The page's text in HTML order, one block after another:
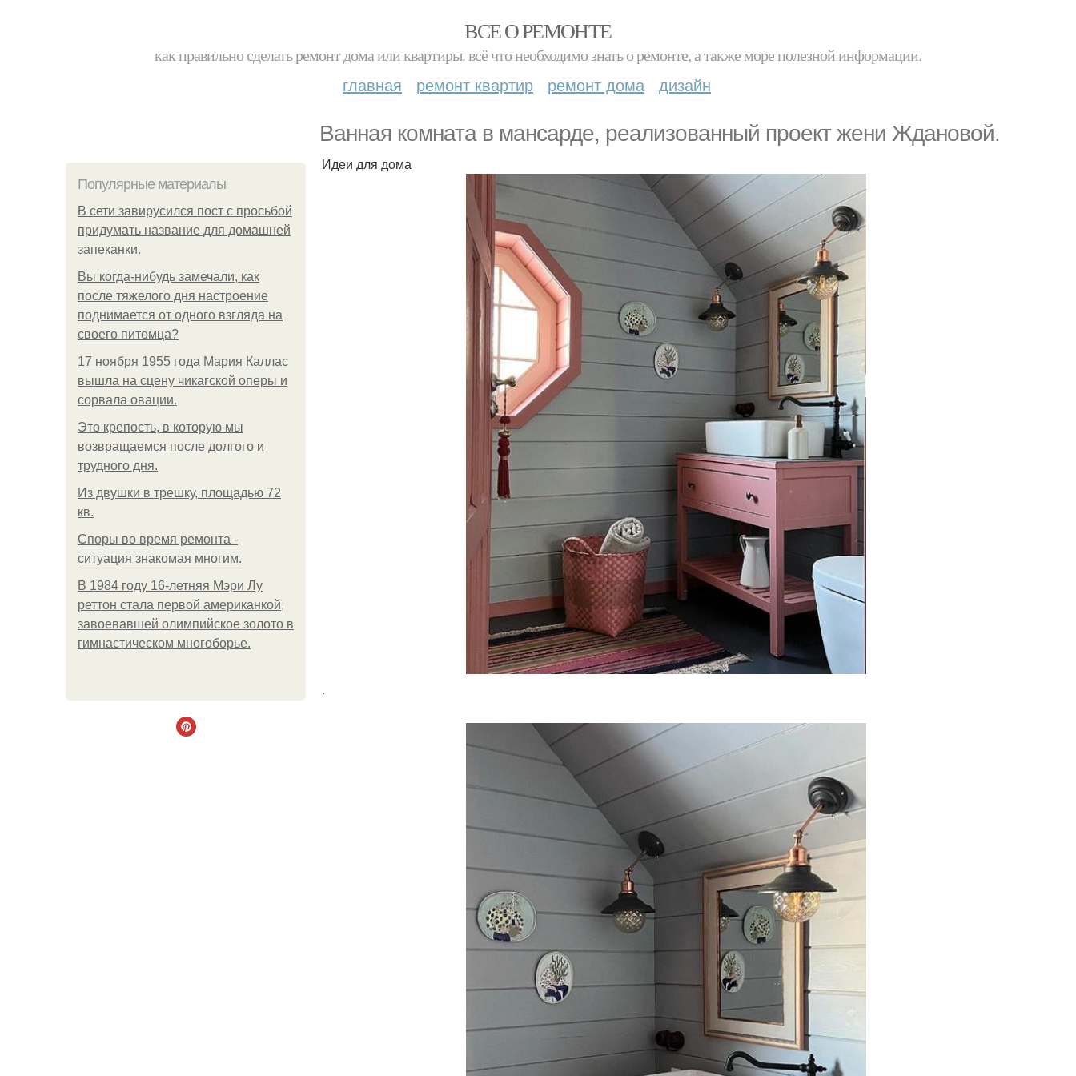
ВСЕ О РЕМОНТЕ
как правильно сделать ремонт дома или квартиры. всё что необходимо знать о ремонте, а также море полезной информации.
главная ремонт квартир ремонт дома дизайн
Ванная комната в мансарде, реализованный проект жени Ждановой.
Популярные материалы
В сети завирусился пост с просьбой
придумать название для домашней
запеканки.
Вы когда-нибудь замечали, как
после тяжелого дня настроение
поднимается от одного взгляда на
своего питомца?
17 ноября 1955 года Мария Каллас
вышла на сцену чикагской оперы и
сорвала овации.
Это крепость, в которую мы
возвращаемся после долгого и
трудного дня.
Из двушки в трешку, площадью 72
кв.
Споры во время ремонта -
ситуация знакомая многим.
В 1984 году 16-летняя Мэри Лу
реттон стала первой американкой,
завоевавшей олимпийское золото в
гимнастическом многоборье.
Идеи для дома
.